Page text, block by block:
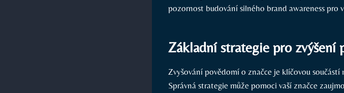
pozornost budování silného brand awareness pro
Základní strategie pro zvýšení
Zvyšování povědomí o značce je klíčovou
Správná strategie může pomoci vaší značce